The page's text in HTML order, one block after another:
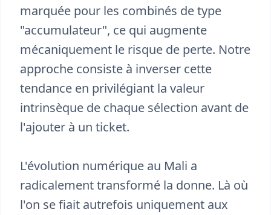
marquée pour les combinés de type
"accumulateur", ce qui augmente
mécaniquement le risque de perte. Notre
approche consiste à inverser cette
tendance en privilégiant la valeur
intrinsèque de chaque sélection avant de
l'ajouter à un ticket.
L'évolution numérique au Mali a
radicalement transformé la donne. Là où
l'on se fiait autrefois uniquement aux